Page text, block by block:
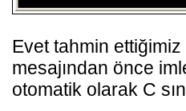
Evet tahmin
mesajından önce
otomatik olarak C